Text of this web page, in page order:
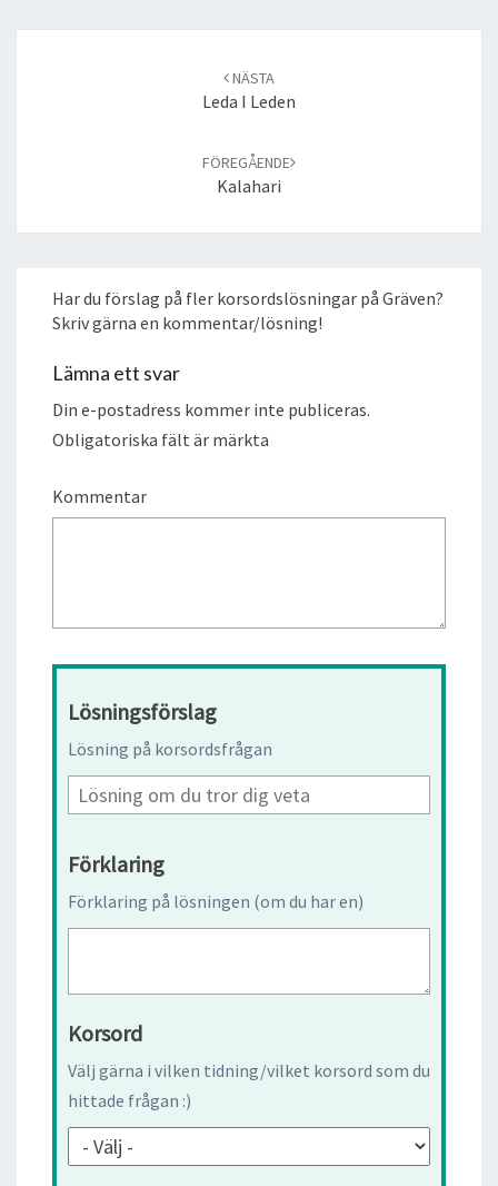
NÄSTA
Leda I Leden
FÖREGÅENDE
Kalahari
Har du förslag på fler korsordslösningar på Gräven?
Skriv gärna en kommentar/lösning!
Lämna ett svar
Din e-postadress kommer inte publiceras.
Obligatoriska fält är märkta
Kommentar
Lösningsförslag
Lösning på korsordsfrågan
Förklaring
Förklaring på lösningen (om du har en)
Korsord
Välj gärna i vilken tidning/vilket korsord som du
hittade frågan :)